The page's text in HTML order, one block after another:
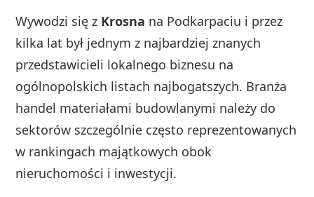
Wywodzi się z Krosna na Podkarpaciu i przez
kilka lat był jednym z najbardziej znanych
przedstawicieli lokalnego biznesu na
ogólnopolskich listach najbogatszych. Branża
handel materiałami budowlanymi należy do
sektorów szczególnie często reprezentowanych
w rankingach majątkowych obok
nieruchomości i inwestycji.